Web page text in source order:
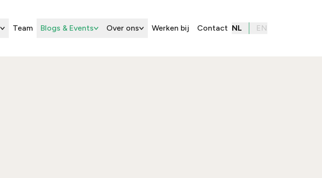
Team Blogs & Events Over ons Werken bij Contact NL EN